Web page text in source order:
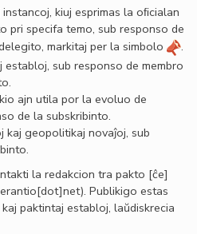
kiuj esprimas la oﬁcialan
pri specifa temo, sub responso de
markitaj per la simbolo
.
sub responso de membro
ajn utila por la evoluo de
de la subskribinto.
kaj geopolitikaj novaĵoj, sub
la redakcion tra pakto [ĉe]
. Publikigo estas
paktintaj establoj, laŭdiskrecia